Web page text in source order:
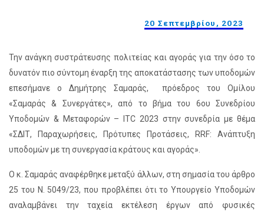
20 Σεπτεμβρίου, 2023
Την ανάγκη συστράτευσης πολιτείας και αγοράς για την όσο το
δυνατόν πιο σύντομη έναρξη της αποκατάστασης των υποδομών
επεσήμανε ο Δημήτρης Σαμαράς, πρόεδρος του Ομίλου
«Σαμαράς & Συνεργάτες», από το βήμα του 6ου Συνεδρίου
Υποδομών & Μεταφορών – ITC 2023 στην συνεδρία με θέμα
«ΣΔΙΤ, Παραχωρήσεις, Πρότυπες Προτάσεις, RRF: Ανάπτυξη
υποδομών με τη συνεργασία κράτους και αγοράς».
Ο κ. Σαμαράς αναφέρθηκε μεταξύ άλλων, στη σημασία του άρθρο
25 του Ν. 5049/23, που προβλέπει ότι το Υπουργείο Υποδομών
αναλαμβάνει την ταχεία εκτέλεση έργων από φυσικές